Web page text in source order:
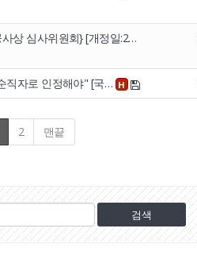
상 심사위원회} [개정일:2…
직자로 인정해야" [국… H
2 맨끝